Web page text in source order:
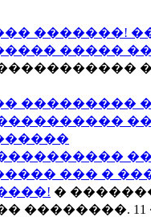
�������!
�����
���������
������
��� �
�
��������.